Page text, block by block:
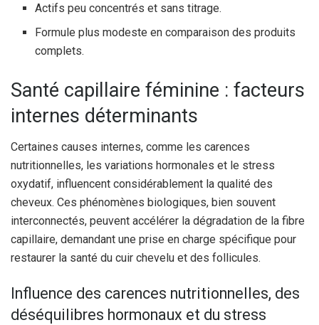
Actifs peu concentrés et sans titrage.
Formule plus modeste en comparaison des produits
complets.
Santé capillaire féminine : facteurs
internes déterminants
Certaines causes internes, comme les carences
nutritionnelles, les variations hormonales et le stress
oxydatif, influencent considérablement la qualité des
cheveux. Ces phénomènes biologiques, bien souvent
interconnectés, peuvent accélérer la dégradation de la fibre
capillaire, demandant une prise en charge spécifique pour
restaurer la santé du cuir chevelu et des follicules.
Influence des carences nutritionnelles, des
déséquilibres hormonaux et du stress